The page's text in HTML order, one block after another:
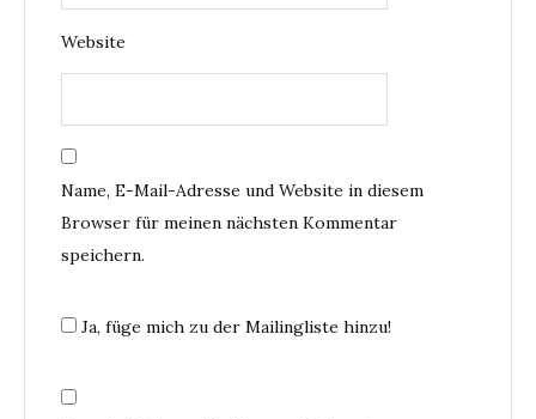
Website
Name, E-Mail-Adresse und Website in diesem
Browser für meinen nächsten Kommentar
speichern.
Ja, füge mich zu der Mailingliste hinzu!